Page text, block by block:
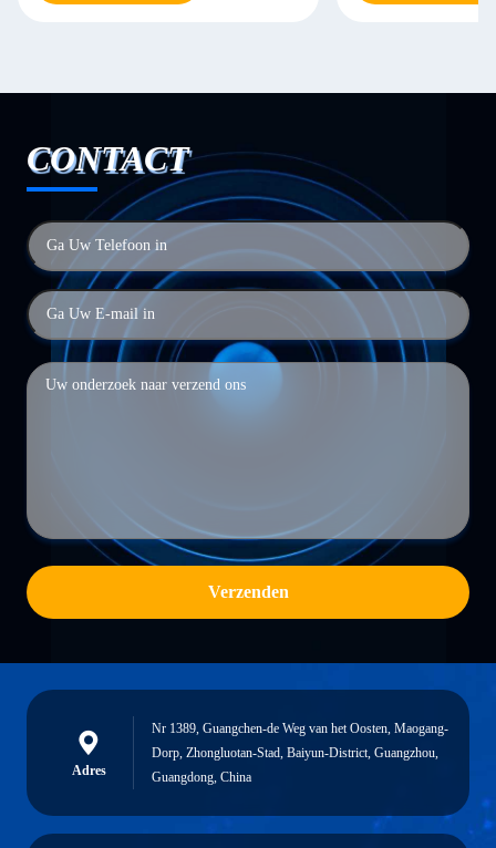
CONTACT
Verzenden
Adres
Nr 1389, Guangchen-de Weg van het Oosten, Maogang-
Dorp, Zhongluotan-Stad, Baiyun-District, Guangzhou,
Guangdong, China